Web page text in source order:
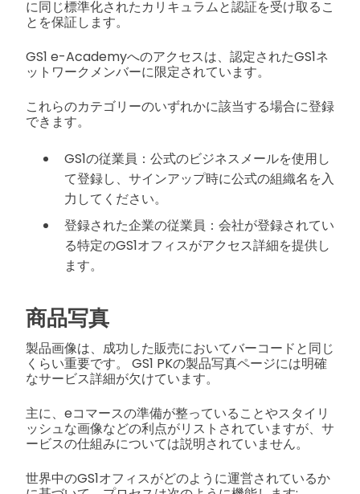
に同じ標準化されたカリキュラムと認証を受け取るこ
とを保証します。
GS1 e-Academyへのアクセスは、認定されたGS1ネ
ットワークメンバーに限定されています。
これらのカテゴリーのいずれかに該当する場合に登録
できます。
GS1の従業員：公式のビジネスメールを使用し
て登録し、サインアップ時に公式の組織名を入
力してください。
登録された企業の従業員：会社が登録されてい
る特定のGS1オフィスがアクセス詳細を提供し
ます。
商品写真
製品画像は、成功した販売においてバーコードと同じ
くらい重要です。 GS1 PKの製品写真ページには明確
なサービス詳細が欠けています。
主に、eコマースの準備が整っていることやスタイリ
ッシュな画像などの利点がリストされていますが、サ
ービスの仕組みについては説明されていません。
世界中のGS1オフィスがどのように運営されているか